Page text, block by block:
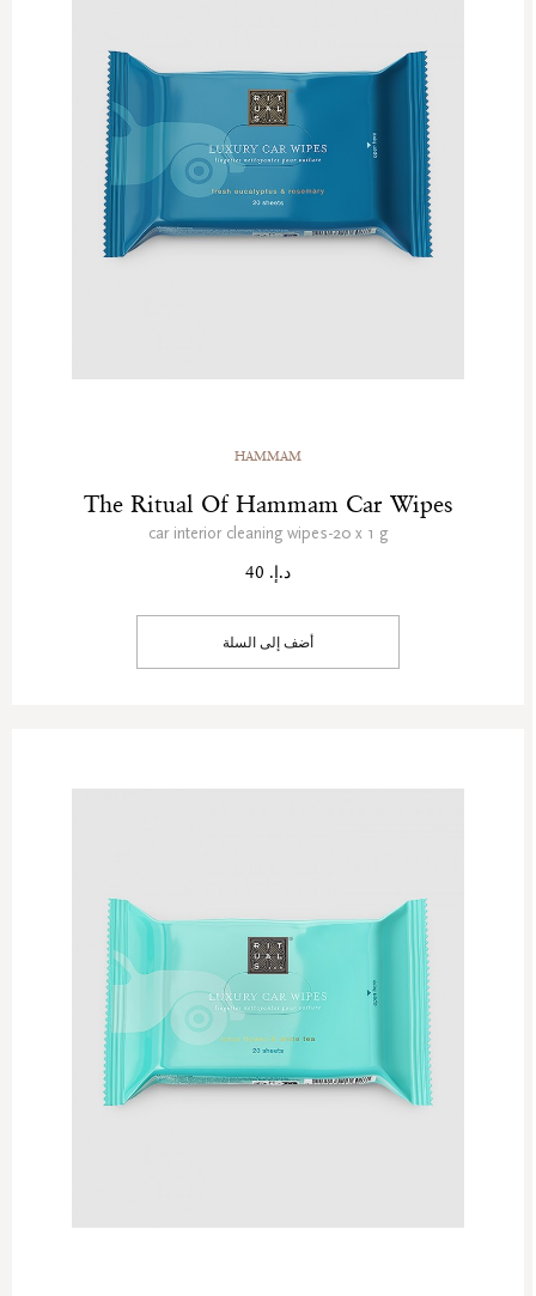
HAMMAM
The Ritual Of Hammam Car Wipes
car interior cleaning wipes-20 x 1 g
د.إ. 40
أضف إلى السلة